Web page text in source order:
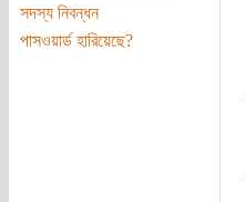
সদস্য নিবন্ধন
পাসওয়ার্ড হারিয়েছে?